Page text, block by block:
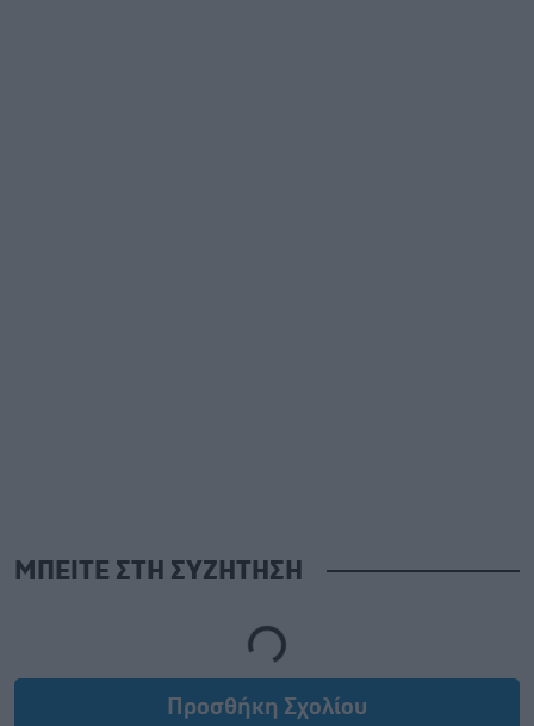
ΜΠΕΙΤΕ ΣΤΗ ΣΥΖΗΤΗΣΗ
Loading...
Προσθήκη Σχολίου